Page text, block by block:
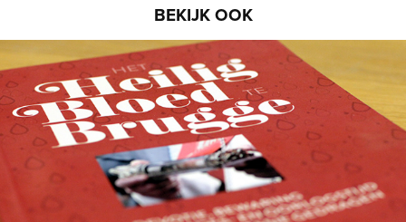
BEKIJK OOK
Het Heilig Bloed te Brugge